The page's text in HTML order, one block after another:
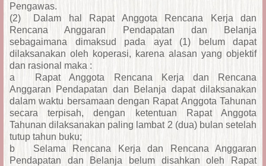
Pengawas.
(2)
Dalam hal Rapat Anggota Rencana Kerja dan
Rencana Anggaran Pendapatan dan Belanja
sebagaimana dimaksud pada ayat (1) belum dapat
dilaksanakan oleh koperasi, karena alasan yang objektif
dan rasional maka :
a
Rapat Anggota Rencana Kerja dan Rencana
Anggaran Pendapatan dan Belanja dapat dilaksanakan
dalam waktu bersamaan dengan Rapat Anggota Tahunan
secara terpisah, dengan ketentuan Rapat Anggota
Tahunan dilaksanakan paling lambat 2 (dua) bulan setelah
tutup tahun buku;
b
Selama Rencana Kerja dan Rencana Anggaran
Pendapatan dan Belanja belum disahkan oleh Rapat